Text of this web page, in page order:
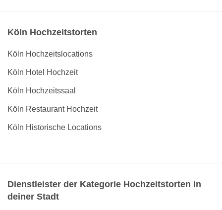
Köln Hochzeitstorten
Köln Hochzeitslocations
Köln Hotel Hochzeit
Köln Hochzeitssaal
Köln Restaurant Hochzeit
Köln Historische Locations
Dienstleister der Kategorie Hochzeitstorten in
deiner Stadt